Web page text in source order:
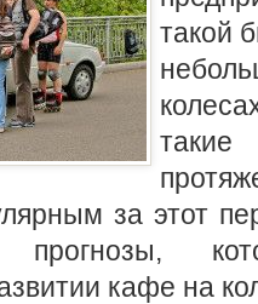
такой
за этот
прогнозы,
кафе на